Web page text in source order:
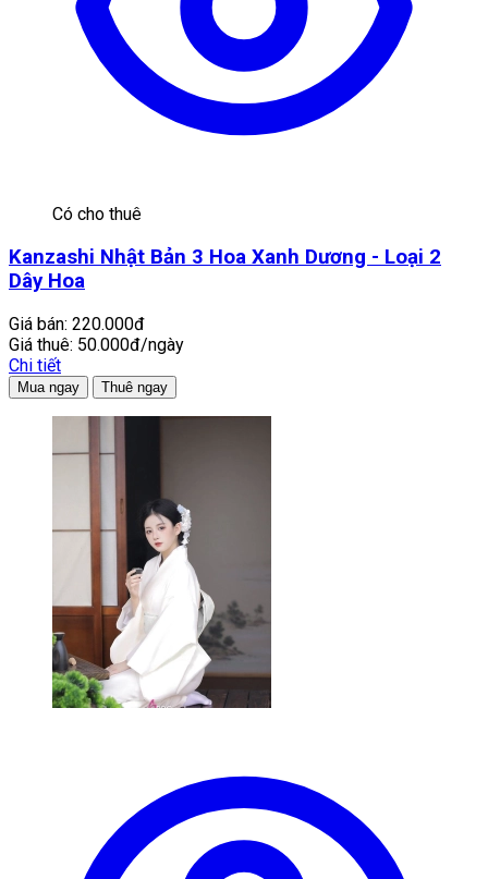
Có cho thuê
Kanzashi Nhật Bản 3 Hoa Xanh Dương - Loại 2
Dây Hoa
Giá bán: 220.000đ
Giá thuê: 50.000đ/ngày
Chi tiết
Mua ngay Thuê ngay